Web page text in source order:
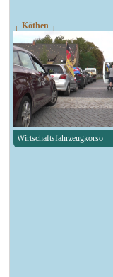
┌ Köthen ┐
Wirtschaftsfahrzeugkorso